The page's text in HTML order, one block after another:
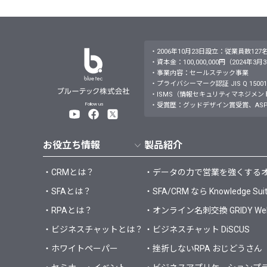
Follow us
・2006年10月23日設立：従業員数127
・資本金：100,000,000円（2024年3月
・事業内容：セールステック事業
・プライバシーマーク認証 JIS Q
・ISMS（情報セキュリティマネジメ
・受賞歴：グッドデザイン賞受賞、
お役立ち情報
・CRMとは？
・SFAとは？
・RPAとは？
・ビジネスチャットとは？
・ホワイトペーパー
製品紹介
・データの力で営業を強くす
・SFA/CRM なら Knowledge
・オンライン名刺交換 GRIDY
・ビジネスチャット DiSCUS
・挫折しないRPA おじどうさん